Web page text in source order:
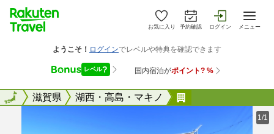
お気に入り 予約確認 ログイン メニュー
全国滋賀県 湖西・高島・マキノ
全国
1/1